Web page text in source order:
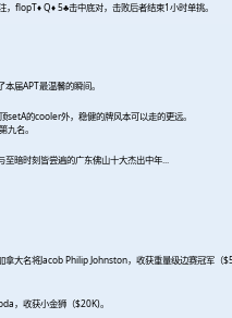
flopT♦ Q♦ 5♣击中底对，击败后者结束1小时单挑。
届APT最温馨的瞬间。
setA的cooler外，稳健的牌风本可以走的更远。
九名。
暗时刻皆尝遍的广东佛山十大杰出中年...
拿大名将Jacob Philip Johnston，收获重量级边赛冠军（
，收获小金狮（$20K)。